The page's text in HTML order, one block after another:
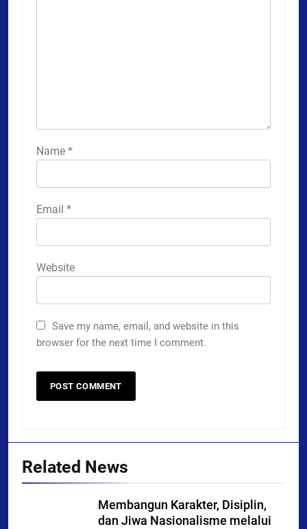
Name *
Email *
Website
Save my name, email, and website in this
browser for the next time I comment.
Related News
Membangun Karakter, Disiplin,
dan Jiwa Nasionalisme melalui